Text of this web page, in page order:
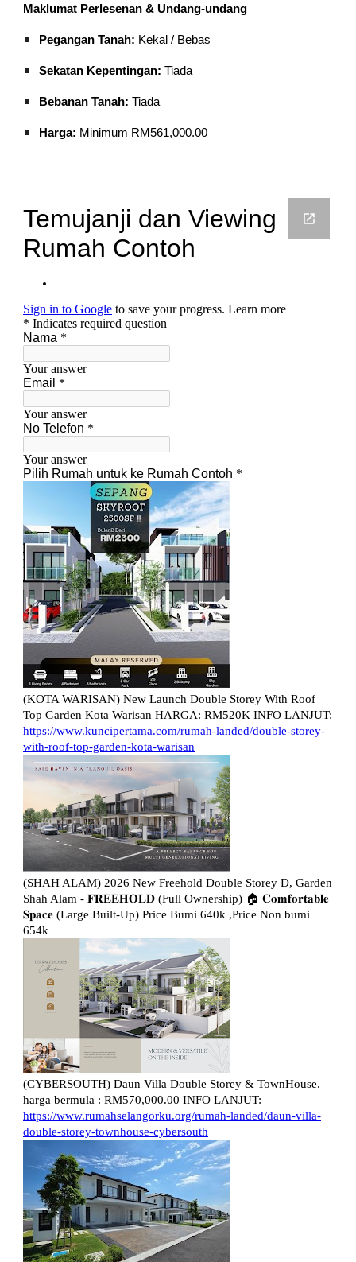
Maklumat Perlesenan & Undang-undang
Pegangan Tanah: Kekal / Bebas
Sekatan Kepentingan: Tiada
Bebanan Tanah: Tiada
Harga: Minimum RM561,000.00